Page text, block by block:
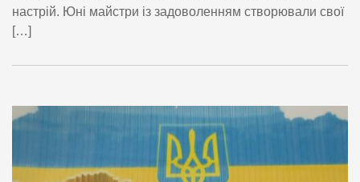
настрій. Юні майстри із задоволенням створювали свої
[…]